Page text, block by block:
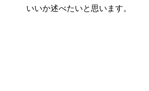
いいか述べたいと思います。